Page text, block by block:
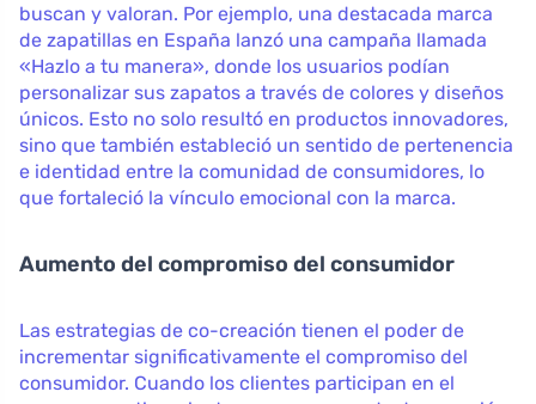
buscan y valoran. Por ejemplo, una destacada marca
de zapatillas en España lanzó una campaña llamada
«Hazlo a tu manera», donde los usuarios podían
personalizar sus zapatos a través de colores y diseños
únicos. Esto no solo resultó en productos innovadores,
sino que también estableció un sentido de pertenencia
e identidad entre la comunidad de consumidores, lo
que fortaleció la vínculo emocional con la marca.
Aumento del compromiso del consumidor
Las estrategias de co-creación tienen el poder de
incrementar significativamente el compromiso del
consumidor. Cuando los clientes participan en el